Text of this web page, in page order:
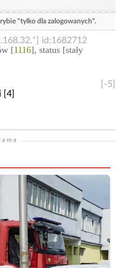
"tylko dla zalogowanych".
id:1682712
[1116], status [stały
[-5]
[4]